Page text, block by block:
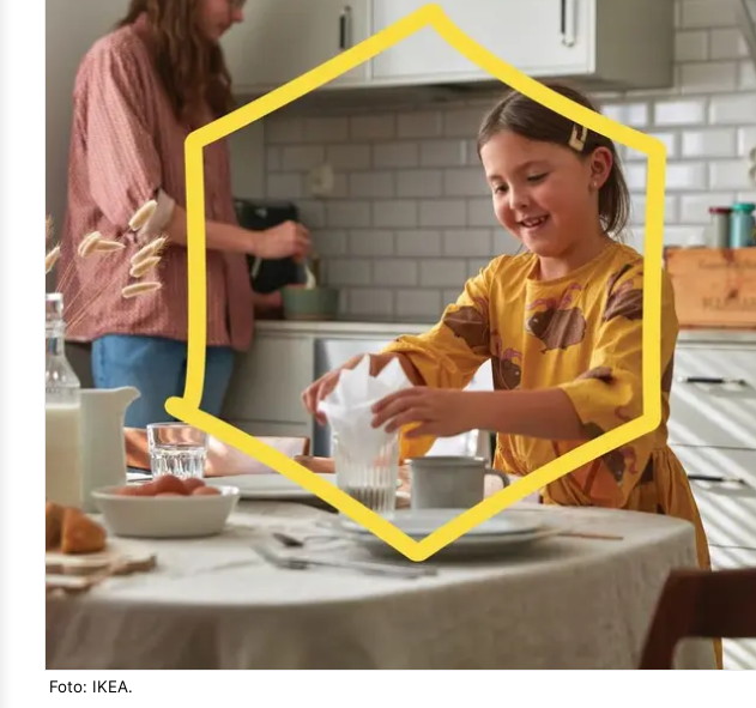
Velg bilde
Send inn
Vil du være med i tipsekonkurransen kan du oppgi kontaktdetaljer i neste steg.
Foto: IKEA.